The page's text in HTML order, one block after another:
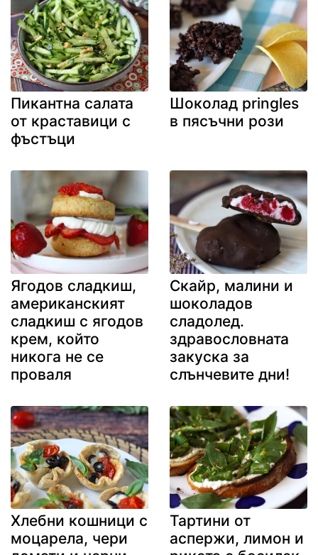
Пикантна салата
от краставици с
фъстъци
Шоколад pringles
в пясъчни рози
Ягодов сладкиш,
американският
сладкиш с ягодов
крем, който
никога не се
проваля
Скайр, малини и
шоколадов
сладолед.
здравословната
закуска за
слънчевите дни!
Хлебни кошници с
моцарела, чери
Тартини от
аспержи, лимон и